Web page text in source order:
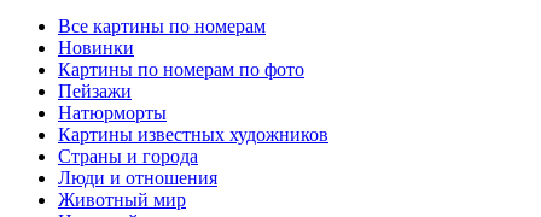
Все картины по номерам
Новинки
Картины по номерам по фото
Пейзажи
Натюрморты
Картины известных художников
Страны и города
Люди и отношения
Животный мир